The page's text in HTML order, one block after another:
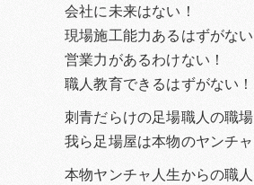
会社に未来はない！
現場施工能力あるはずがない
営業力があるわけない！
職人教育できるはずがない！
刺青だらけの足場職人の職
我ら足場屋は本物のヤンチ
本物ヤンチャ人生からの職